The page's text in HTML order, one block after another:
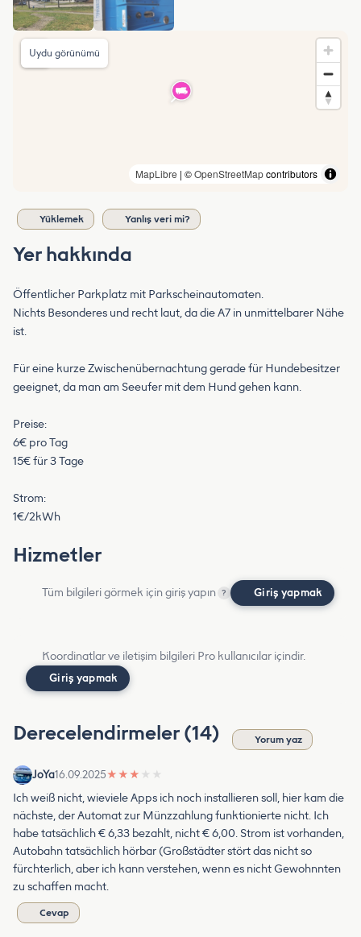
MapLibre | ©OpenStreetMapcontributors
Uydu görünümü
Yüklemek Yanlış veri mi?
Yer hakkında
Öffentlicher Parkplatz mit Parkscheinautomaten.
Nichts Besonderes und recht laut, da die A7 in unmittelbarer Nähe
ist.
Für eine kurze Zwischenübernachtung gerade für Hundebesitzer
geeignet, da man am Seeufer mit dem Hund gehen kann.
Preise:
6€ pro Tag
15€ für 3 Tage
Strom:
1€/2kWh
Hizmetler
Tüm bilgileri görmek için giriş yapın ? Giriş yapmak
Koordinatlar ve iletişim bilgileri Pro kullanıcılar içindir.
Giriş yapmak
Derecelendirmeler (14) Yorum yaz
JoYa16.09.2025★ ★ ★ ★ ★
Ich weiß nicht, wieviele Apps ich noch installieren soll, hier kam die
nächste, der Automat zur Münzzahlung funktionierte nicht. Ich
habe tatsächlich € 6,33 bezahlt, nicht € 6,00. Strom ist vorhanden,
Autobahn tatsächlich hörbar (Großstädter stört das nicht so
fürchterlich, aber ich kann verstehen, wenn es nicht Gewohnnten
zu schaffen macht.
Cevap